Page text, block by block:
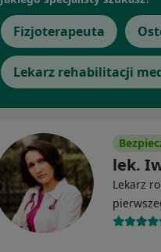
Fizjoterapeuta
Lekarz rehabilitacji
lek.
Lekarz